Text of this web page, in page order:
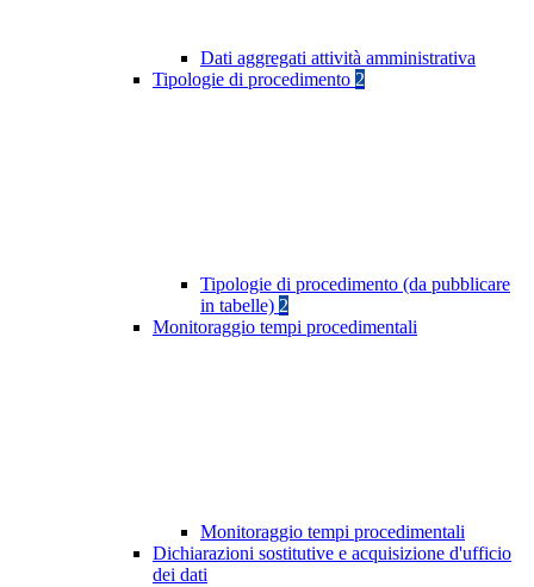
Dati aggregati attività amministrativa
Tipologie di procedimento 2
Tipologie di procedimento (da pubblicare
in tabelle) 2
Monitoraggio tempi procedimentali
Monitoraggio tempi procedimentali
Dichiarazioni sostitutive e acquisizione d'ufficio
dei dati